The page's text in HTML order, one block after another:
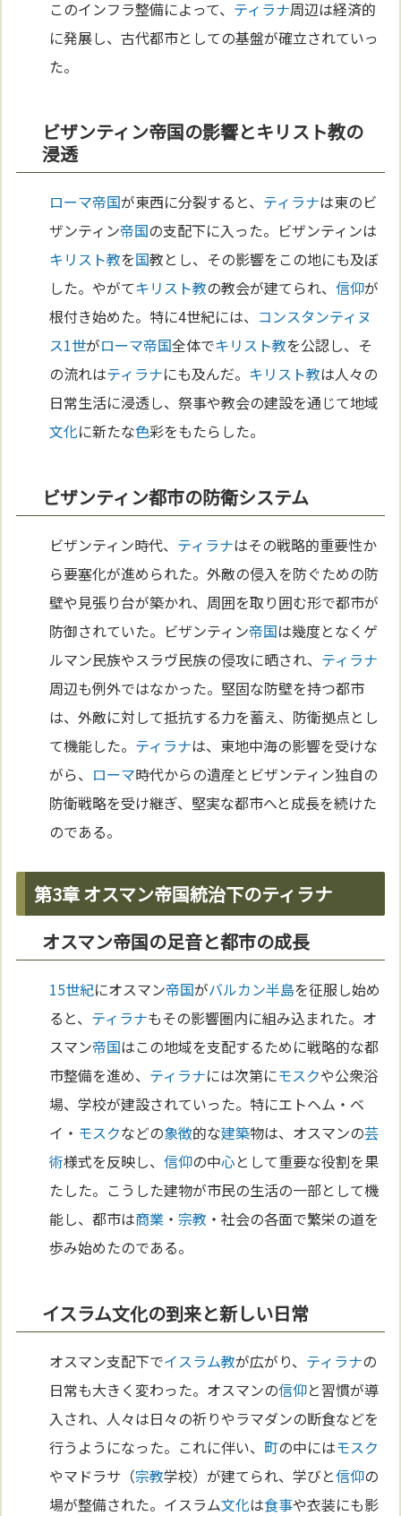
このインフラ整備によって、 ティラナ周辺は経済的
に発展し、古代都市としての基盤が確立されていっ
た。
ビザンティン帝国の影響とキリスト教の
浸透
ローマ帝国が東西に分裂すると、 ティラナは東のビ
ザンティン帝国の支配下に入った。ビザンティンは
キリスト教を国教とし、その影響をこの地にも及ぼ
した。やがてキリスト教の教会が建てられ、信仰が
根付き始めた。特に4世紀には、 コンスタンティヌ
ス1世がローマ帝国全体でキリスト教を公認し、そ
の流れはティラナにも及んだ。 キリスト教は人々の
日常生活に浸透し、祭事や教会の建設を通じて地域
文化に新たな色彩をもたらした。
ビザンティン都市の防衛システム
ビザンティン時代、 ティラナはその戦略的重要性か
ら要塞化が進められた。外敵の侵入を防ぐための防
壁や見張り台が築かれ、周囲を取り囲む形で都市が
防御されていた。ビザンティン帝国は幾度となくゲ
ルマン民族やスラヴ民族の侵攻に晒され、 ティラナ
周辺も例外ではなかった。堅固な防壁を持つ都市
は、外敵に対して抵抗する力を蓄え、防衛拠点とし
て機能した。 ティラナは、東地中海の影響を受けな
がら、 ローマ時代からの遺産とビザンティン独自の
防衛戦略を受け継ぎ、堅実な都市へと成長を続けた
のである。
第3章 オスマン帝国統治下のティラナ
オスマン帝国の足音と都市の成長
15世紀にオスマン帝国がバルカン半島を征服し始め
ると、 ティラナもその影響圏内に組み込まれた。オ
スマン帝国はこの地域を支配するために戦略的な都
市整備を進め、 ティラナには次第にモスクや公衆浴
場、学校が建設されていった。特にエトヘム・ベ
イ・ モスクなどの象徴的な建築物は、オスマンの芸
術様式を反映し、信仰の中心として重要な役割を果
たした。こうした建物が市民の生活の一部として機
能し、都市は商業 ・ 宗教 ・社会の各面で繁栄の道を
歩み始めたのである。
イスラム文化の到来と新しい日常
オスマン支配下でイスラム教が広がり、 ティラナの
日常も大きく変わった。オスマンの信仰と習慣が導
入され、人々は日々の祈りやラマダンの断食などを
行うようになった。これに伴い、 町の中にはモスク
やマドラサ（宗教学校）が建てられ、学びと信仰の
場が整備された。イスラム文化は食事や衣装にも影